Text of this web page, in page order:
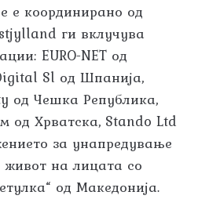
е координирано од
ги вклучува
EURO-NET од
Sl од Шпанија,
од Чешка Република,
од Хрватска, Stando Ltd
за унапредување
на лицата со
од Македонија.